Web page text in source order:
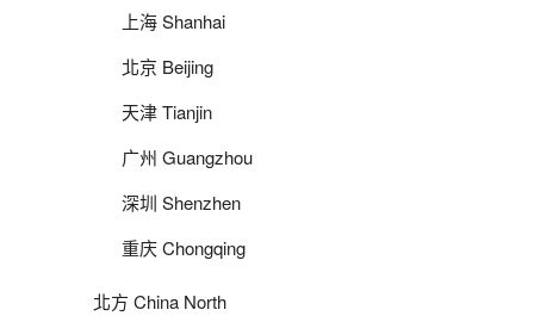
上海 Shanhai
北京 Beijing
天津 Tianjin
广州 Guangzhou
深圳 Shenzhen
重庆 Chongqing
北方 China North